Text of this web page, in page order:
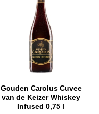
Gouden Carolus Cuvee
van de Keizer Whiskey
Infused 0,75 l